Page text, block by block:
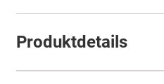
Produktdetails